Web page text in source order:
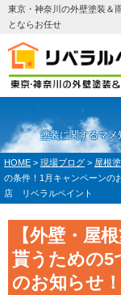
東京・神奈川の外壁塗装＆
とならお任せ
塗装に関するマ
HOME > 現場ブログ > 屋根
の条件！1月キャンペーンの
店 リベラルペイント
【外壁・屋
貰うための5
のお知らせ